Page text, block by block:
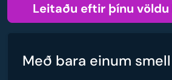
Leitaðu eftir þínu völdu
Með bara einum